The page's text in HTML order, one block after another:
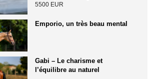
5500 EUR
Emporio, un très beau mental
Gabi – Le charisme et
l’équilibre au naturel